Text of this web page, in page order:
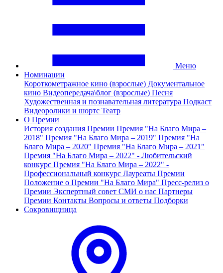
Меню
Номинации
Короткометражное кино (взрослые) Документальное
кино Видеопередача\блог (взрослые) Песня
Художественная и познавательная литература Подкаст
Видеоролики и шортс Театр
О Премии
История создания Премии Премия "На Благо Мира –
2018" Премия "На Благо Мира – 2019" Премия "На
Благо Мира – 2020" Премия "На Благо Мира – 2021"
Премия "На Благо Мира – 2022" - Любительский
конкурс Премия "На Благо Мира – 2022" -
Профессиональный конкурс Лауреаты Премии
Положение о Премии "На Благо Мира" Пресс-релиз о
Премии Экспертный совет СМИ о нас Партнеры
Премии Контакты Вопросы и ответы Подборки
Сокровищница